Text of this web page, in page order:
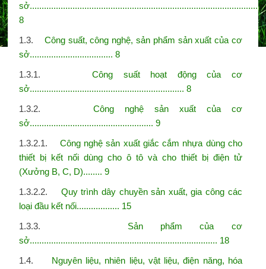
sở..................................................................................................
8
1.3. Công suất, công nghệ, sản phẩm sản xuất của cơ
sở................................... 8
1.3.1.Công suất hoạt động của cơ
sở................................................................. 8
1.3.2.Công nghệ sản xuất của cơ
sở.................................................... 9
1.3.2.1. Công nghệ sản xuất giắc cắm nhựa dùng cho
thiết bị kết nối dùng cho ô tô và cho thiết bị điện tử
(Xưởng B, C, D)........ 9
1.3.2.2. Quy trình dây chuyền sản xuất, gia công các
loại đầu kết nối.................. 15
1.3.3. Sản phẩm của cơ
sở............................................................................... 18
1.4. Nguyên liệu, nhiên liệu, vật liệu, điện năng, hóa